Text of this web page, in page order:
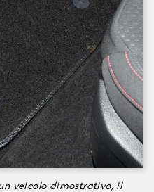
veicolo dimostrativo, il